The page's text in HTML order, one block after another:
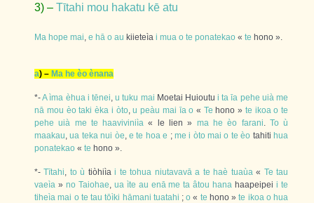
3) – Tītahi mou hakatu kē atu
Ma hope mai, e hā o au kiieteìa i mua o te ponatekao « te hono ».
a) – Ma he èo ènana
*-A ìma èhua i tēnei,u tuku mai Moetai Huioutui ta īa pehe uià me
nā mou èo taki èka i òto,u peàu mai īa o « Te hono » te ikoa o te
pehe uià me te haaviviniìa « le lien » ma he èo farani. To ù
maakau,ua teka nui òe, e te hoa e ; me i òto mai o te èo tahiti hua
ponatekao « te hono ».
*-Tītahi, to ù tiòhiìai te tohua niutavavā a te haè tuaùa« Te tau
vaeìa » no Taiohae, ua ìte au enā me ta âtou hana haapeipeii te
tiheìa mai o te tau tōìki hāmani tuatahi ;o « te hono »te ikoa o hua